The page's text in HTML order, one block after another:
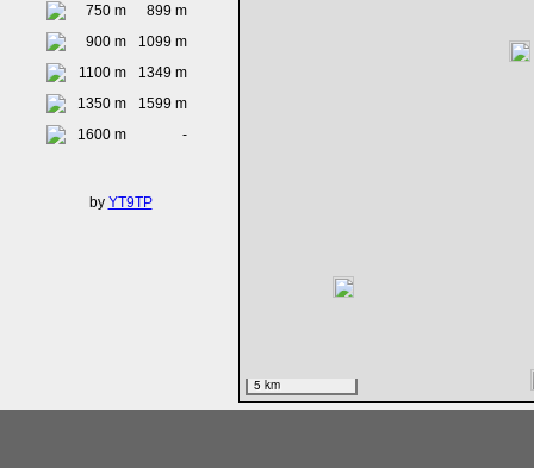
750 m
899 m
900 m
1099 m
1100 m
1349 m
1350 m
1599 m
1600 m
-
by YT9TP
5 km